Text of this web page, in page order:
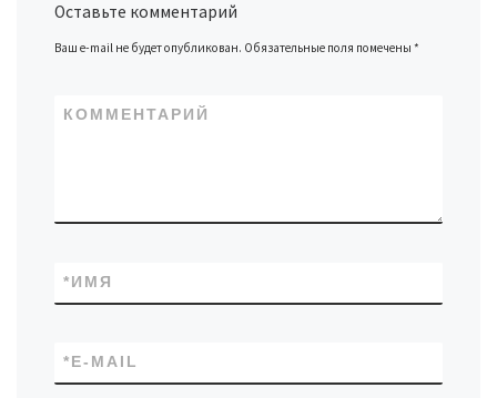
Оставьте комментарий
Ваш e-mail не будет опубликован. Обязательные поля помечены*
КОММЕНТАРИЙ
ИМЯ
*
E-MAIL
*